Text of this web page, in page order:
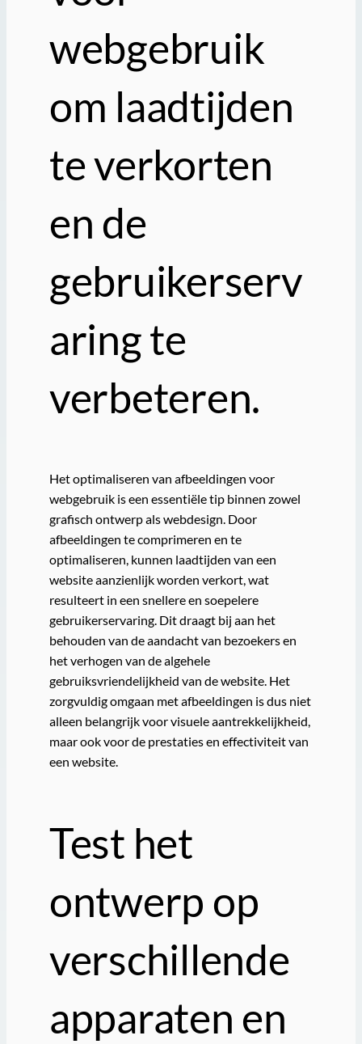
webgebruik
om laadtijden
te verkorten
en de
gebruikerserv
aring te
verbeteren.
Het optimaliseren van afbeeldingen voor
webgebruik is een essentiële tip binnen zowel
grafisch ontwerp als webdesign. Door
afbeeldingen te comprimeren en te
optimaliseren, kunnen laadtijden van een
website aanzienlijk worden verkort, wat
resulteert in een snellere en soepelere
gebruikerservaring. Dit draagt bij aan het
behouden van de aandacht van bezoekers en
het verhogen van de algehele
gebruiksvriendelijkheid van de website. Het
zorgvuldig omgaan met afbeeldingen is dus niet
alleen belangrijk voor visuele aantrekkelijkheid,
maar ook voor de prestaties en effectiviteit van
een website.
Test het
ontwerp op
verschillende
apparaten en